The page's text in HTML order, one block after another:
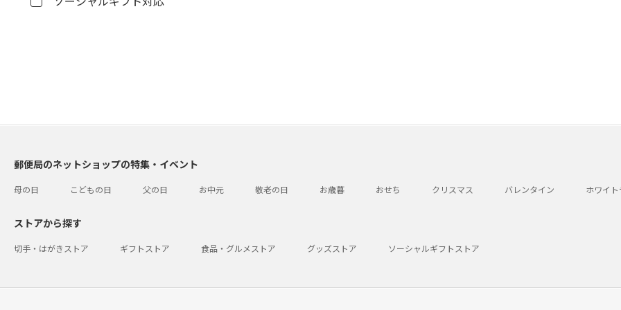
郵便局のネットショップの特集・イベント
母の日 こどもの日 父の日 お中元 敬老の日 お歳暮 おせち クリスマス バレンタイン ホワイ
ストアから探す
切手・はがきストア ギフトストア 食品・グルメストア グッズストア ソーシャルギフトストア